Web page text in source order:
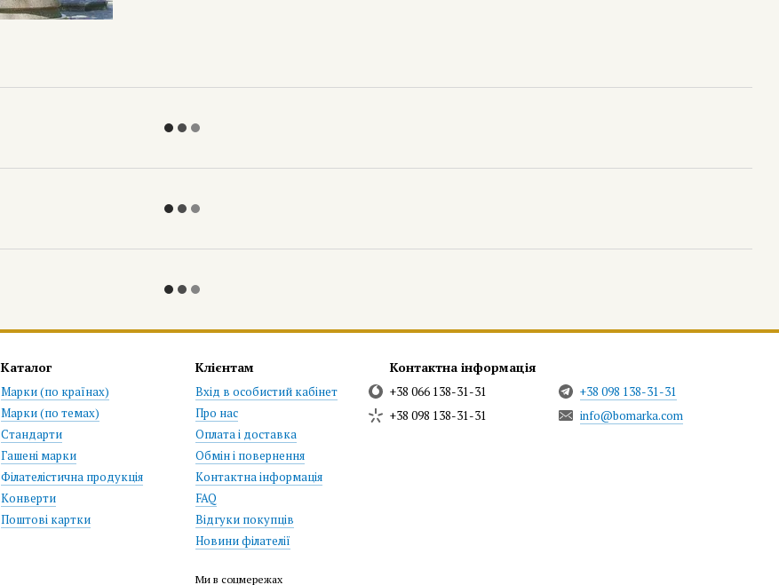
Каталог
Марки (по країнах)
Марки (по темах)
Стандарти
Гашені марки
Філателістична продукція
Конверти
Поштові картки
Клієнтам
Вхід в особистий кабінет
Про нас
Оплата і доставка
Обмін і повернення
Контактна інформація
FAQ
Відгуки покупців
Новини філателії
Ми в соцмережах
Контактна інформація
+38 066 138-31-31
+38 098 138-31-31
+38 098 138-31-31
info@bomarka.com